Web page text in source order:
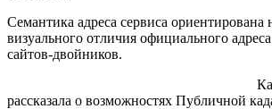
Семантика адреса сервиса ориентирована
визуального отличия официального
сайтов-двойников.
Кадастровая
рассказала о возможностях Публичной